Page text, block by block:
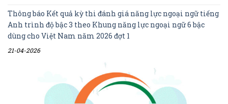
Thông báo Kết quả kỳ thi đánh giá năng lực ngoại ngữ tiếng
Anh trình độ bậc 3 theo Khung năng lực ngoại ngữ 6 bậc
dùng cho Việt Nam năm 2026 đợt 1
21-04-2026